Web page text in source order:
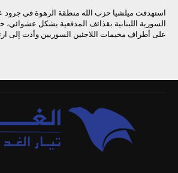
استهدفت ميلشيا حزب الله منطقة الرهوة في جرود
السورية اللبنانية بقذائف المدفعية بشكل
على أطراف مخيمات اللاجئين السوريين وأدت إلى